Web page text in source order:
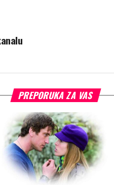
PREPORUKA ZA VAS